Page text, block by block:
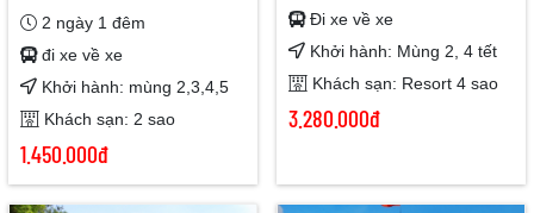
2 ngày 1 đêm
đi xe về xe
Khởi hành: mùng 2,3,4,5
Khách sạn: 2 sao
1.450.000đ
Đi xe về xe
Khởi hành: Mùng 2, 4 tết
Khách sạn: Resort 4 sao
3.280.000đ